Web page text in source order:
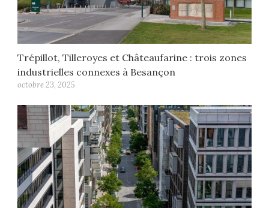
Trépillot, Tilleroyes et Châteaufarine : trois zones
industrielles connexes à Besançon
octobre 23, 2025